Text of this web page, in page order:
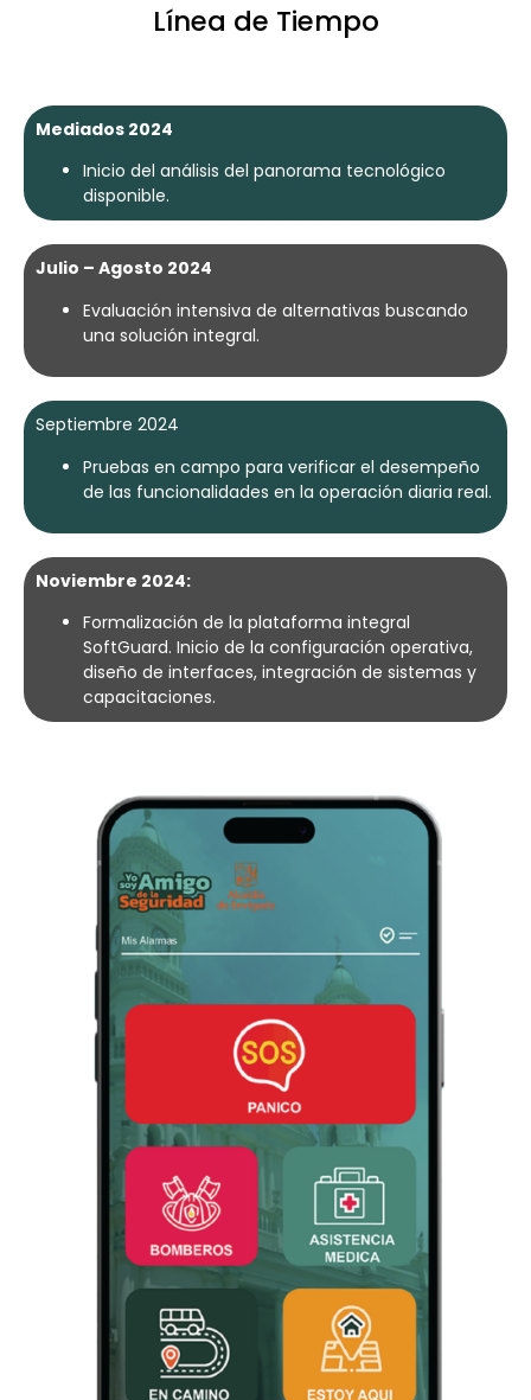
Línea de Tiempo
Mediados 2024
Inicio del análisis del panorama tecnológico
disponible.
Julio – Agosto 2024
Evaluación intensiva de alternativas buscando
una solución integral.
Septiembre 2024
Pruebas en campo para verificar el desempeño
de las funcionalidades en la operación diaria real.
Noviembre 2024:
Formalización de la plataforma integral
SoftGuard. Inicio de la configuración operativa,
diseño de interfaces, integración de sistemas y
capacitaciones.